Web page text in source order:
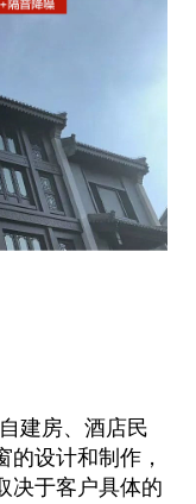
建房、酒店民
的设计和制作，
决于客户具体的